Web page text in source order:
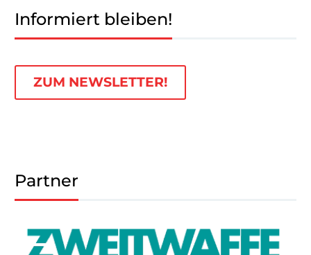
Informiert bleiben!
ZUM NEWSLETTER!
Partner